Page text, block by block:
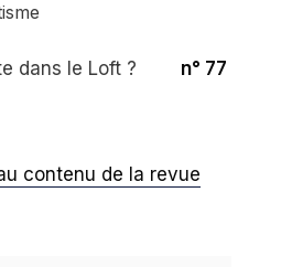
dans le Loft ? n° 77
contenu de la revue